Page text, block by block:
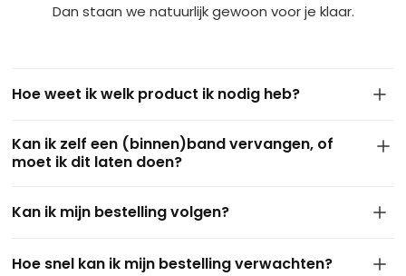
Dan staan we natuurlijk gewoon voor je klaar.
Hoe weet ik welk product ik nodig heb?
huidige buitenband. Dit ziet er bijvoorbeeld zo uit: 4.10/3.50-
4 of 3.50-8. Gebruik deze maat om via onze filters het juiste
gerust een berichtje of een foto via
— we helpen
Kan ik zelf een (binnen)band vervangen, of
moet ik dit laten doen?
buitenband vervangen met watbasisgereedschap
. Vooral
Twijfel je of heb je geen ervaring? Vraag dan eventueel hulp
Kan ik mijn bestelling volgen?
ons een e-mail met een track & trace link. Zo kun je op elk
Hoe snel kan ik mijn bestelling verwachten?